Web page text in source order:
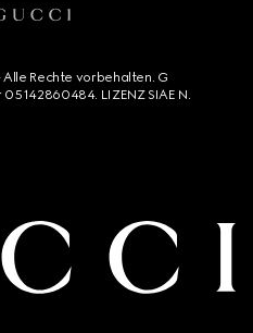
Rechte vorbehalten. G
LIZENZ SIAE N.